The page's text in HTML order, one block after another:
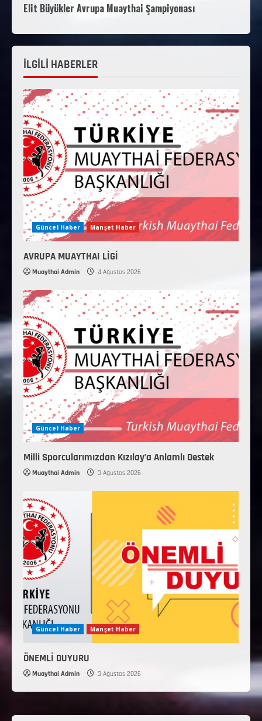
Elit Büyükler Avrupa Muaythai Şampiyonası
İLGİLİ HABERLER
Güncel Haber Manşet Haber
AVRUPA MUAYTHAI LİGİ
Muaythai Admin 4 Ağustos 2026
Güncel Haber
Milli Sporcularımızdan Kızılay’a Anlamlı Destek
Muaythai Admin 3 Ağustos 2026
Güncel Haber Manşet Haber
ÖNEMLİ DUYURU
Muaythai Admin 3 Ağustos 2026